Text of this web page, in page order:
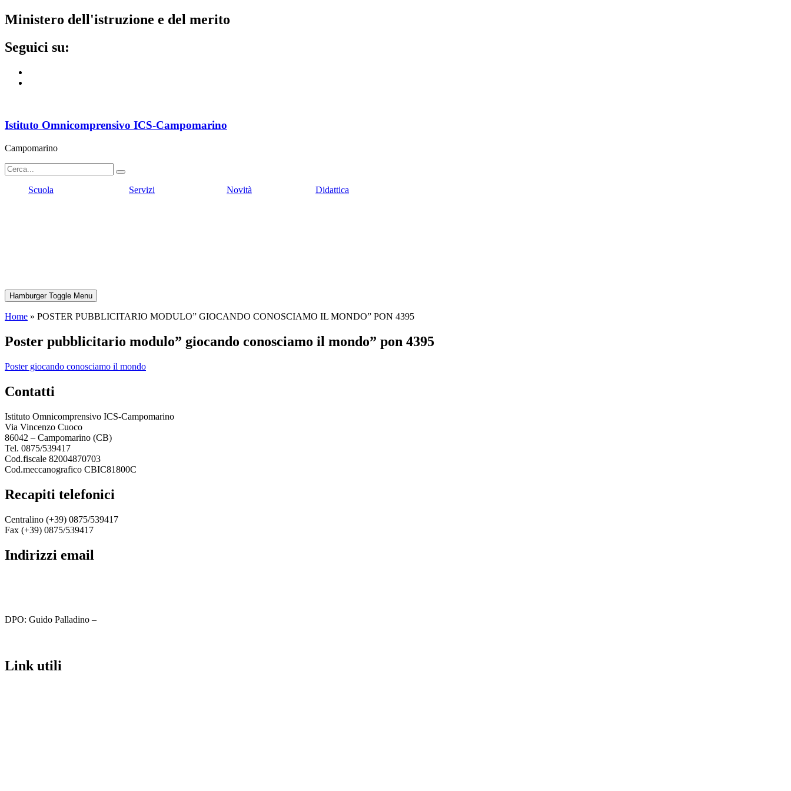
ministero dell'istruzione e del merito
seguici su:
Istituto Omnicomprensivo ICS-Campomarino
Campomarino
Scuola Servizi Novità Didattica
Hamburger Toggle Menu
Home » POSTER PUBBLICITARIO MODULO” GIOCANDO CONOSCIAMO IL MONDO” PON 4395
poster pubblicitario modulo” giocando conosciamo il mondo” pon 4395
poster giocando conosciamo il mondo
contatti
Istituto Omnicomprensivo ICS-Campomarino
Via Vincenzo Cuoco
86042 – Campomarino (CB)
Tel. 0875/539417
Cod.fiscale 82004870703
Cod.meccanografico CBIC81800C
recapiti telefonici
Centralino (+39) 0875/539417
Fax (+39) 0875/539417
indirizzi email
DPO: Guido Palladino –
link utili